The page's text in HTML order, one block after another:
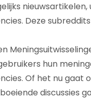
Deze
hun
Of het nu gaat
boeiende discussies